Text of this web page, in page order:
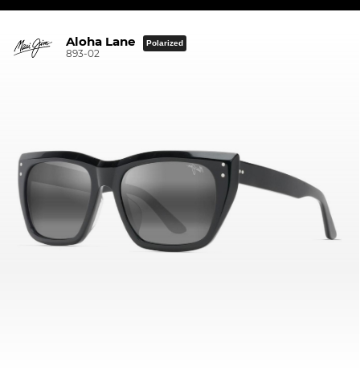
Aloha Lane
893-02
Polarized